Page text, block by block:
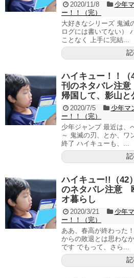
2020/11/8 少年
ー！！（完）
大好きなシリーズ 鬼滅
ログには書いてない）
ことなく 上手に完結...
ハイキュー！！
刊のネタバレ注
帰国して、影山と
2020/7/5 少年マ
ー！！（完）
少年ジャンプ 最近は、
～ 鬼滅の刃、とか、ワ
終了 ハイキューも、...
ハイキュー!!（
のネタバレ注意
オ暮らし
2020/3/21 少年
ー！！（完）
ああ、春高が終わった
からの敗退とは思わな
です でもって、さら...